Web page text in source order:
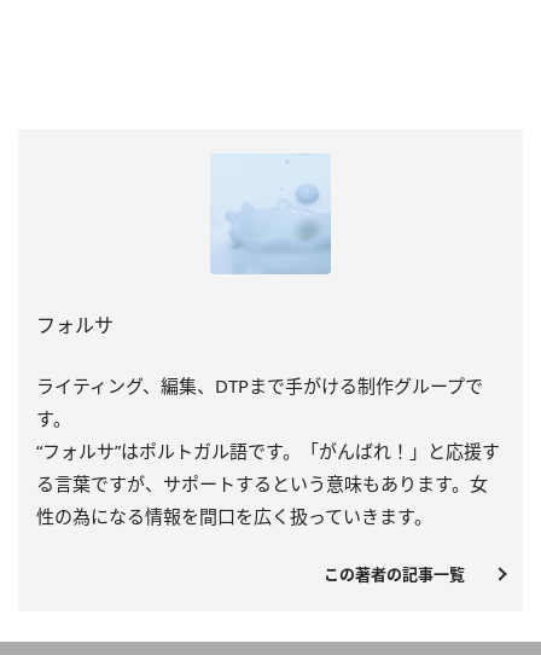
フォルサ
ライティング、編集、DTPまで手がける制作グループで
す。
“フォルサ”はポルトガル語です。「がんばれ！」と応援す
る言葉ですが、サポートするという意味もあります。女
性の為になる情報を間口を広く扱っていきます。
この著者の記事一覧